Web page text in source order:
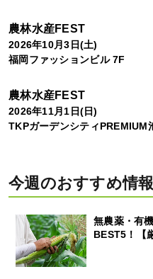
農林水産FEST
2026年10月3日(土)
福岡ファッションビル 7F
農林水産FEST
2026年11月1日(日)
TKPガーデンシティPREMIUM
今週のおすすめ情報
無農薬・有
BEST5！【